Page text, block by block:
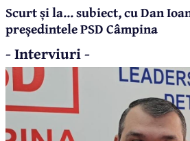
Scurt și la... subiect, cu Dan
președintele PSD Câmpina
- Interviuri -